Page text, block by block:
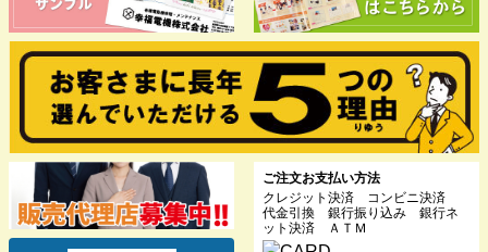
ご注文お支払い方法
クレジット決済 コンビニ決済
代金引換 銀行振り込み 銀行ネ
ット決済 ＡＴＭ